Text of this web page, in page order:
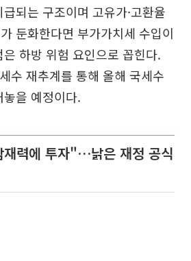
되는 구조이며 고유가·고환율
둔화한다면 부가가치세 수입이
하방 위험 요인으로 꼽힌다.
수 재추계를 통해 올해 국세수
을 예정이다.
력에 투자"…낡은 재정 공식